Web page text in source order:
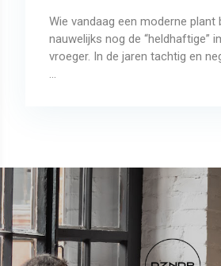
Wie vandaag een moderne plant
nauwelijks nog de “heldhaftige”
vroeger. In de jaren tachtig en
...